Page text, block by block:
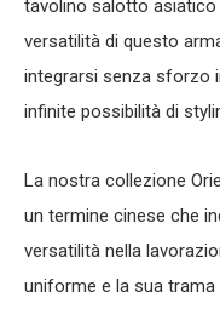
tavolino salotto asiatico
versatilità di questo
integrarsi senza sforzo
infinite possibilità di
La nostra collezione
un termine cinese che
versatilità nella
uniforme e la sua